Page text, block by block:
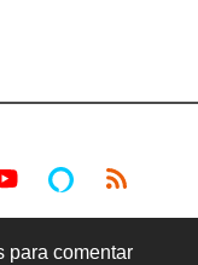
para comentar